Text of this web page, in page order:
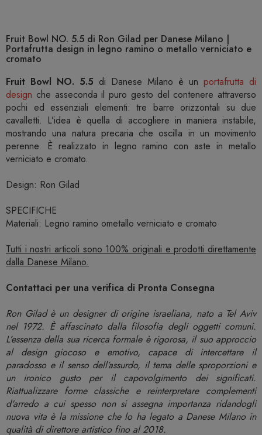
Fruit Bowl NO. 5.5 di Ron Gilad per Danese Milano |
Portafrutta design in legno ramino o metallo verniciato e
cromato
Fruit Bowl NO. 5.5 di Danese Milano è un portafrutta di
design che asseconda il puro gesto del contenere attraverso
pochi ed essenziali elementi: tre barre orizzontali su due
cavalletti. L’idea è quella di accogliere in maniera instabile,
mostrando una natura precaria che oscilla in un movimento
perenne. È realizzato in legno ramino con aste in metallo
verniciato e cromato.
Design: Ron Gilad
SPECIFICHE
Materiali: Legno ramino ometallo verniciato e cromato
Tutti i nostri articoli sono 100% originali e prodotti direttamente
dalla Danese Milano.
Contattaci per una verifica di Pronta Consegna
Ron Gilad è un designer di origine israeliana, nato a Tel Aviv
nel 1972. È affascinato dalla filosofia degli oggetti comuni.
L’essenza della sua ricerca formale è rigorosa, il suo approccio
al design giocoso e emotivo, capace di intercettare il
paradosso e il senso dell’assurdo, il tema delle sproporzioni e
un ironico gusto per il capovolgimento dei significati.
Riattualizzare forme classiche e reinterpretare complementi
d'arredo a cui spesso non si assegna importanza ridandogli
nuova vita è la missione che lo ha legato a Danese Milano in
qualità di direttore artistico fino al 2018.